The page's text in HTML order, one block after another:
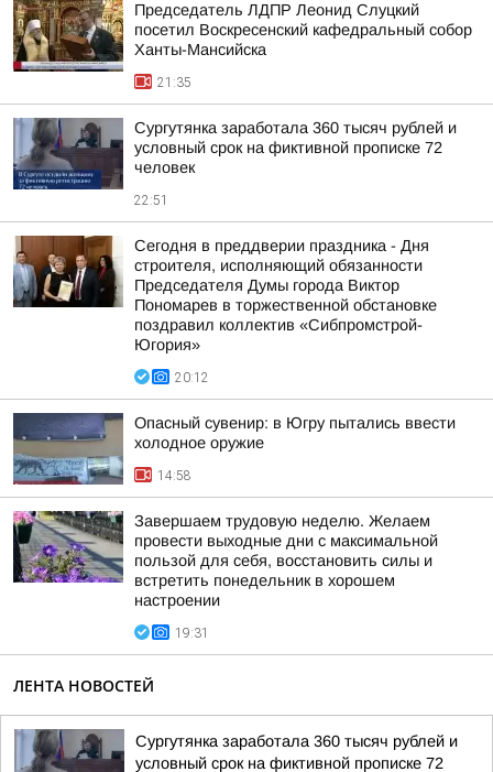
Председатель ЛДПР Леонид Слуцкий
посетил Воскресенский кафедральный собор
Ханты-Мансийска
21:35
Сургутянка заработала 360 тысяч рублей и
условный срок на фиктивной прописке 72
человек
22:51
Сегодня в преддверии праздника - Дня
строителя, исполняющий обязанности
Председателя Думы города Виктор
Пономарев в торжественной обстановке
поздравил коллектив «Сибпромстрой-
Югория»
20:12
Опасный сувенир: в Югру пытались ввести
холодное оружие
14:58
Завершаем трудовую неделю. Желаем
провести выходные дни с максимальной
пользой для себя, восстановить силы и
встретить понедельник в хорошем
настроении
19:31
ЛЕНТА НОВОСТЕЙ
Сургутянка заработала 360 тысяч рублей и
условный срок на фиктивной прописке 72